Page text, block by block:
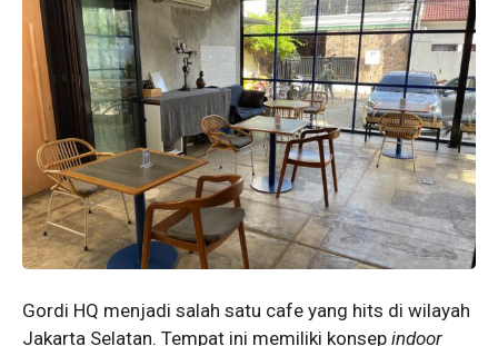
Gordi HQ menjadi salah satu cafe yang hits di wilayah
Jakarta Selatan. Tempat ini memiliki konsep indoor